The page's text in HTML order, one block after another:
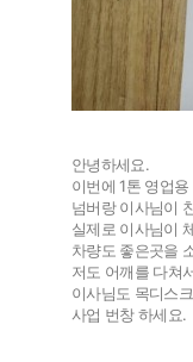
안녕하세요.
이번에 1톤 영업
넘버랑 이사님이
실제로 이사님이
차량도 좋은곳을
저도 어깨를 다쳐
이사님도 목디스
사업 번창 하세요.